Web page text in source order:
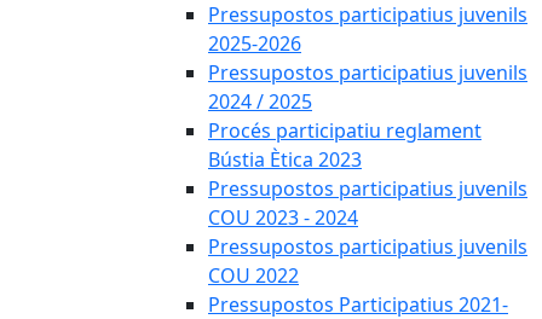
Pressupostos participatius juvenils
2025-2026
Pressupostos participatius juvenils
2024 / 2025
Procés participatiu reglament
Bústia Ètica 2023
Pressupostos participatius juvenils
COU 2023 - 2024
Pressupostos participatius juvenils
COU 2022
Pressupostos Participatius 2021-